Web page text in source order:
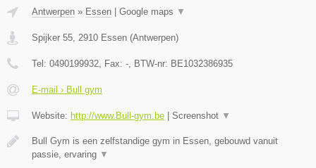
Antwerpen » Essen Google maps ▼
Spijker 55, 2910 Essen (Antwerpen)
Tel: 0490199932, Fax: -, BTW-nr: BE1032386935
E-mail › Bull gym
Website: http://www.Bull-gym.be Screenshot ▼
Bull Gym is een zelfstandige gym in Essen, gebouwd vanuit
passie, ervaring ▼